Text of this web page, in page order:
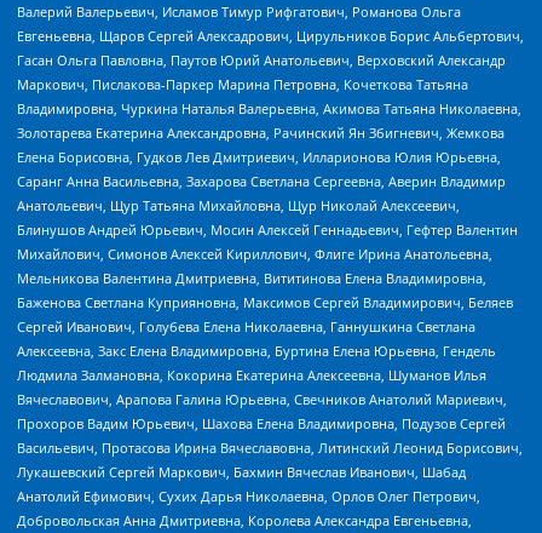
Валерий Валерьевич, Исламов Тимур Рифгатович, Романова Ольга
Евгеньевна, Щаров Сергей Алексадрович, Цирульников Борис Альбертович,
Гасан Ольга Павловна, Паутов Юрий Анатольевич, Верховский Александр
Маркович, Пислакова-Паркер Марина Петровна, Кочеткова Татьяна
Владимировна, Чуркина Наталья Валерьевна, Акимова Татьяна Николаевна,
Золотарева Екатерина Александровна, Рачинский Ян Збигневич, Жемкова
Елена Борисовна, Гудков Лев Дмитриевич, Илларионова Юлия Юрьевна,
Саранг Анна Васильевна, Захарова Светлана Сергеевна, Аверин Владимир
Анатольевич, Щур Татьяна Михайловна, Щур Николай Алексеевич,
Блинушов Андрей Юрьевич, Мосин Алексей Геннадьевич, Гефтер Валентин
Михайлович, Симонов Алексей Кириллович, Флиге Ирина Анатольевна,
Мельникова Валентина Дмитриевна, Вититинова Елена Владимировна,
Баженова Светлана Куприяновна, Максимов Сергей Владимирович, Беляев
Сергей Иванович, Голубева Елена Николаевна, Ганнушкина Светлана
Алексеевна, Закс Елена Владимировна, Буртина Елена Юрьевна, Гендель
Людмила Залмановна, Кокорина Екатерина Алексеевна, Шуманов Илья
Вячеславович, Арапова Галина Юрьевна, Свечников Анатолий Мариевич,
Прохоров Вадим Юрьевич, Шахова Елена Владимировна, Подузов Сергей
Васильевич, Протасова Ирина Вячеславовна, Литинский Леонид Борисович,
Лукашевский Сергей Маркович, Бахмин Вячеслав Иванович, Шабад
Анатолий Ефимович, Сухих Дарья Николаевна, Орлов Олег Петрович,
Добровольская Анна Дмитриевна, Королева Александра Евгеньевна,